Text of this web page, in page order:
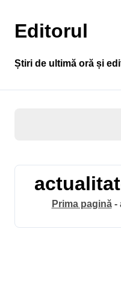
conținut
Editorul
Știri de ultimă oră și
Prima pagină-